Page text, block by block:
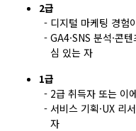
2급
디지털 마케팅 경험
GA4·SNS 분석·콘
심 있는 자
1급
2급 취득자 또는 이
서비스 기획·UX 리
자